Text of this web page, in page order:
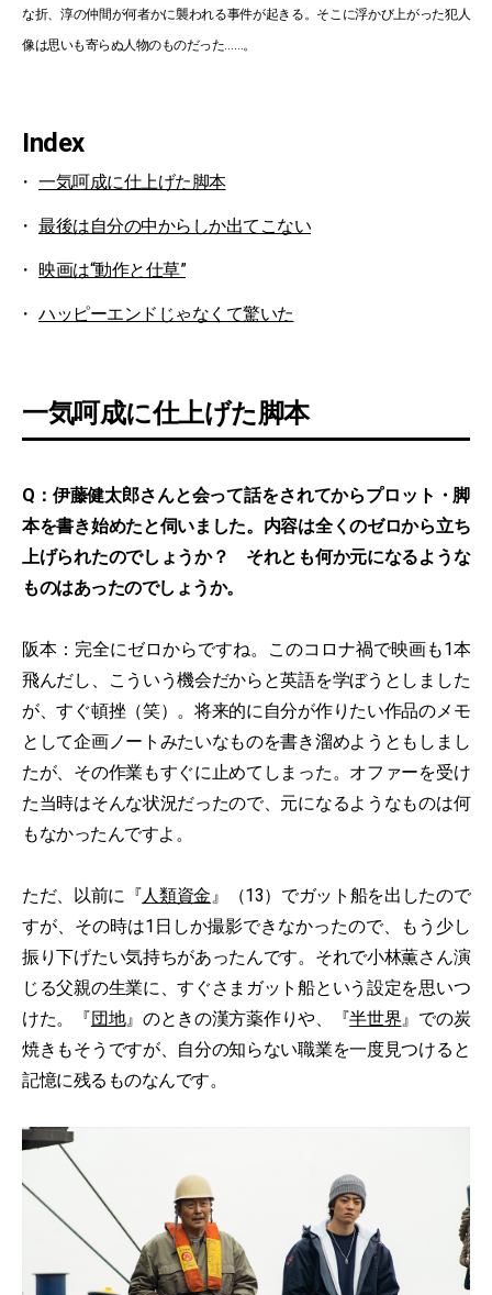
な折、淳の仲間が何者かに襲われる事件が起きる。そこに浮かび上がった犯人
像は思いも寄らぬ人物のものだった……。
Index
一気呵成に仕上げた脚本
最後は自分の中からしか出てこない
映画は“動作と仕草”
ハッピーエンドじゃなくて驚いた
一気呵成に仕上げた脚本
Q：伊藤健太郎さんと会って話をされてからプロット・脚
本を書き始めたと伺いました。内容は全くのゼロから立ち
上げられたのでしょうか？ それとも何か元になるような
ものはあったのでしょうか。
阪本：完全にゼロからですね。このコロナ禍で映画も1本
飛んだし、こういう機会だからと英語を学ぼうとしました
が、すぐ頓挫（笑）。将来的に自分が作りたい作品のメモ
として企画ノートみたいなものを書き溜めようともしまし
たが、その作業もすぐに止めてしまった。オファーを受け
た当時はそんな状況だったので、元になるようなものは何
もなかったんですよ。
ただ、以前に『人類資金』（13）でガット船を出したので
すが、その時は1日しか撮影できなかったので、もう少し
振り下げたい気持ちがあったんです。それで小林薫さん演
じる父親の生業に、すぐさまガット船という設定を思いつ
けた。『団地』のときの漢方薬作りや、『半世界』での炭
焼きもそうですが、自分の知らない職業を一度見つけると
記憶に残るものなんです。